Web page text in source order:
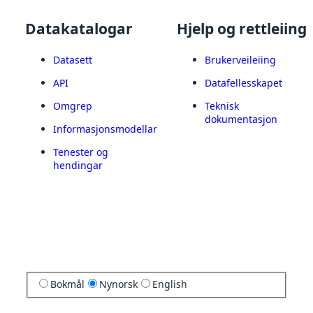
Datakatalogar
Datasett
API
Omgrep
Informasjonsmodellar
Tenester og
hendingar
Hjelp og rettleiing
Brukerveileiing
Datafellesskapet
Teknisk
dokumentasjon
Bokmål Nynorsk English